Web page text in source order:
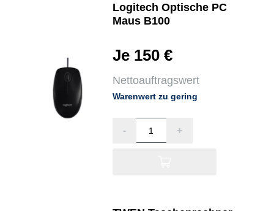
Logitech Optische PC
Maus B100
Je 150 €
Nettoauftragswert
Warenwert zu gering
- +